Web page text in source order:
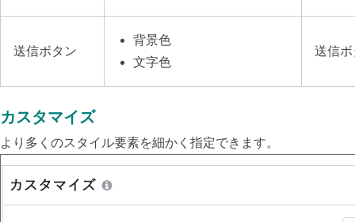
送信ボタン
背景色
文字色
送信
カスタマイズ
より多くのスタイル要素を細かく指定できます。